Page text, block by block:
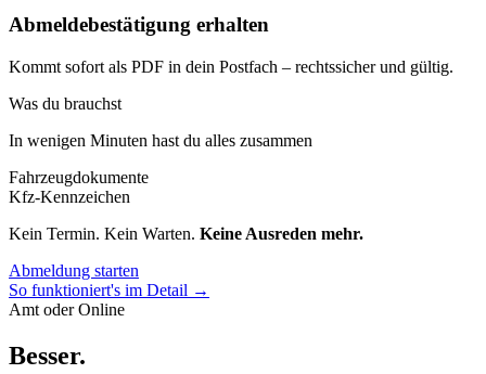
Abmeldebestätigung erhalten
Kommt sofort als PDF in dein Postfach – rechtssicher und gültig.
Was du brauchst
In wenigen Minuten hast du alles zusammen
Fahrzeugdokumente
Kfz-Kennzeichen
Kein Termin. Kein Warten. Keine Ausreden mehr.
Abmeldung starten
So funktioniert's im Detail →
Amt oder Online
Besser.